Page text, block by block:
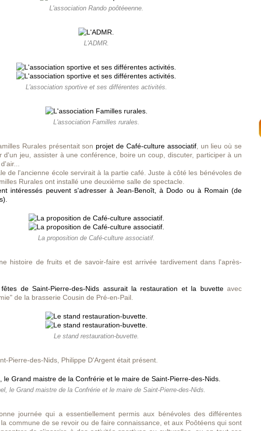
L'association Rando poôtéeenne.
L'ADMR.
L'association sportive et ses différentes activités.
L'association Familles rurales.
Rurales présentait son projet de Café-culture associatif, un lieu où se
d'un jeu, assister à une conférence, boire un coup, discuter, participer à un
de l'ancienne école servirait à la partie café. Juste à côté les bénévoles de
Rurales ont installé une deuxième salle de spectacle.
intéressés peuvent s'adresser à Jean-Benoît, à Dodo ou à Romain (de
La proposition de Café-culture associatif.
histoire de fruits et de savoir-faire est arrivée tardivement dans l'après-
de Saint-Pierre-des-Nids assurait la restauration et la buvetteavec
de la brasserie Cousin de Pré-en-Pail.
Le stand restauration-buvette.
Pierre-des-Nids, Philippe D'Argent était présent.
le Grand maistre de la Confrérie et le maire de Saint-Pierre-des-Nids.
journée qui a essentiellement permis aux bénévoles des différentes
commune de se revoir ou de faire connaissance, et aux Poôtéens qui sont